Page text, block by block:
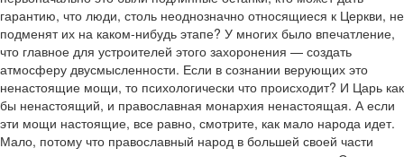
гарантию, что люди, столь неоднозначно относящиеся к Церкви, не
подменят их на каком-нибудь этапе? У многих было впечатление,
что главное для устроителей этого захоронения — создать
атмосферу двусмысленности. Если в сознании верующих это
ненастоящие мощи, то психологически что происходит? И Царь как
бы ненастоящий, и православная монархия ненастоящая. А если
эти мощи настоящие, все равно, смотрите, как мало народа идет.
Мало, потому что православный народ в большей своей части